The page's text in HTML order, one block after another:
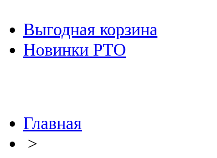
Выгодная корзина
Новинки РТО
Главная
>